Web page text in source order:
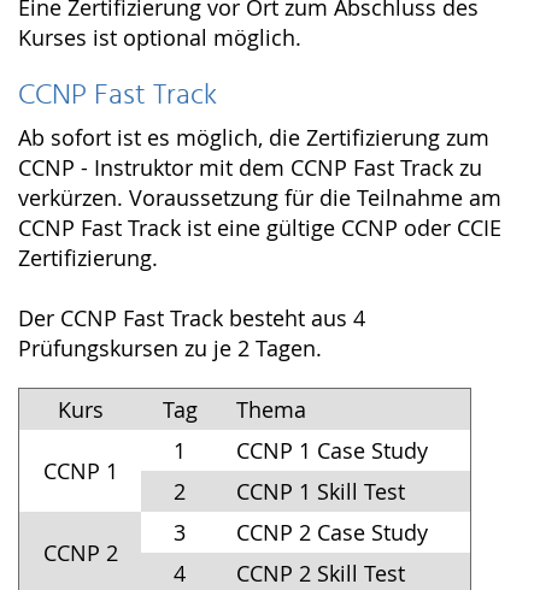
Eine Zertifizierung vor Ort zum Abschluss des
Kurses ist optional möglich.
CCNP Fast Track
Ab sofort ist es möglich, die Zertifizierung zum
CCNP - Instruktor mit dem CCNP Fast Track zu
verkürzen. Voraussetzung für die Teilnahme am
CCNP Fast Track ist eine gültige CCNP oder CCIE
Zertifizierung.
Der CCNP Fast Track besteht aus 4
Prüfungskursen zu je 2 Tagen.
Kurs Tag Thema
CCNP 1
1
CCNP 1 Case Study
2
CCNP 1 Skill Test
CCNP 2
3
CCNP 2 Case Study
4
CCNP 2 Skill Test